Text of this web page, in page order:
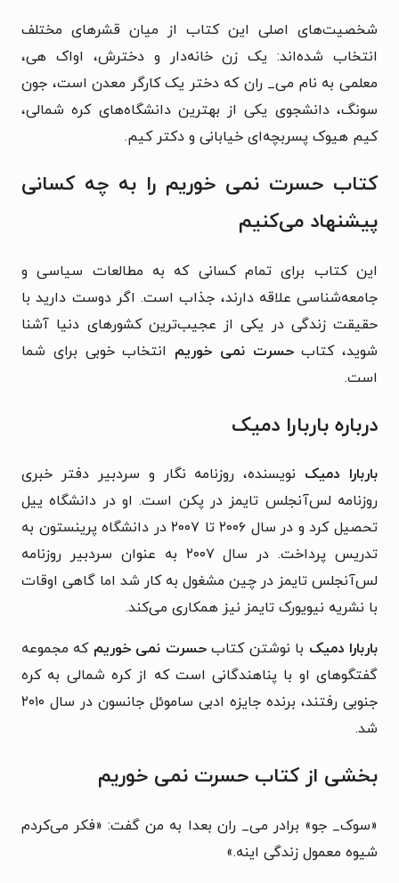
شخصیت‌های اصلی این کتاب از میان قشرهای مختلف
انتخاب شده‌اند: یک زن خانه‌دار و دخترش، اواک هی،
معلمی به نام می_ ران که دختر یک کارگر معدن است، جون
سونگ، دانشجوی یکی از بهترین دانشگاه‌های کره شمالی،
کیم هیوک پسربچه‌ای خیابانی و دکتر کیم.
کتاب حسرت نمی خوریم را به چه کسانی
پیشنهاد می‌کنیم
این کتاب برای تمام کسانی که به مطالعات سیاسی و
جامعه‌شناسی علاقه دارند، جذاب است. اگر دوست دارید با
حقیقت زندگی در یکی از عجیب‌ترین کشورهای دنیا آشنا
شوید، کتابحسرت نمی خوریم انتخاب خوبی برای شما
است.
درباره باربارا دمیک
باربارا دمیک نویسنده، روزنامه نگار و سردبیر دفتر خبری
روزنامه لس‌آنجلس تایمز در پکن است. او در دانشگاه ییل
تحصیل کرد و در سال ۲۰۰۶ تا ۲۰۰۷ در دانشگاه پرینستون به
تدریس پرداخت. در سال ۲۰۰۷ به عنوان سردبیر روزنامه
لس‌آنجلس تایمز در چین مشغول به کار شد اما گاهی اوقات
با نشریه نیویورک تایمز نیز همکاری می‌کند.
باربارا دمیک با نوشتن کتابحسرت نمی ‌خوریم که مجموعه
گفتگوهای او با پناهندگانی است که از کره شمالی به کره
جنوبی رفتند، برنده جایزه ادبی ساموئل جانسون در سال ۲۰۱۰
شد.
بخشی از کتاب حسرت نمی خوریم
«سوک_ جو» برادر می_ ران بعدا به من گفت: «فکر می‌کردم
شیوه معمول زندگی اینه.»